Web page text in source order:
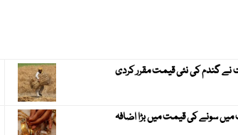
گندم کی نئی قیمت مقرر کردی
سونے کی قیمت میں بڑا اضافہ